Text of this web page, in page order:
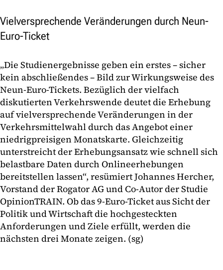
Vielversprechende Veränderungen durch Neun-
Euro-Ticket
„Die Studienergebnisse geben ein erstes – sicher
kein abschließendes – Bild zur Wirkungsweise des
Neun-Euro-Tickets. Bezüglich der vielfach
diskutierten Verkehrswende deutet die Erhebung
auf vielversprechende Veränderungen in der
Verkehrsmittelwahl durch das Angebot einer
niedrigpreisigen Monatskarte. Gleichzeitig
unterstreicht der Erhebungsansatz wie schnell sich
belastbare Daten durch Onlineerhebungen
bereitstellen lassen“, resümiert Johannes Hercher,
Vorstand der Rogator AG und Co-Autor der Studie
OpinionTRAIN. Ob das 9-Euro-Ticket aus Sicht der
Politik und Wirtschaft die hochgesteckten
Anforderungen und Ziele erfüllt, werden die
nächsten drei Monate zeigen. (sg)